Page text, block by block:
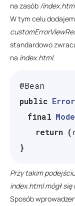
na zasób /
W tym celu
standardowo
na index.html.
@Bean
public
final
return (
}
Przy takim
index.html mógł
Sposób